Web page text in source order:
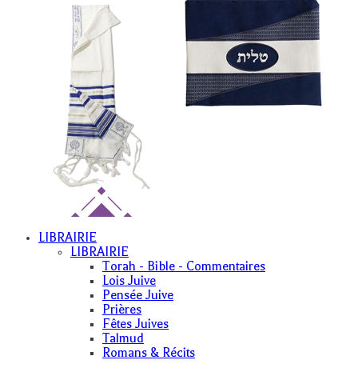
LIBRAIRIE
LIBRAIRIE
Torah - Bible - Commentaires
Lois Juive
Pensée Juive
Prières
Fêtes Juives
Talmud
Romans & Récits